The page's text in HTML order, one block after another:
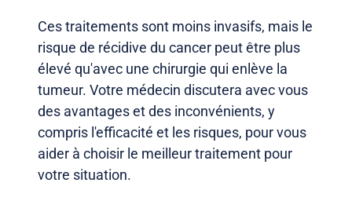
Ces traitements sont moins invasifs, mais le
risque de récidive du cancer peut être plus
élevé qu'avec une chirurgie qui enlève la
tumeur. Votre médecin discutera avec vous
des avantages et des inconvénients, y
compris l'efficacité et les risques, pour vous
aider à choisir le meilleur traitement pour
votre situation.